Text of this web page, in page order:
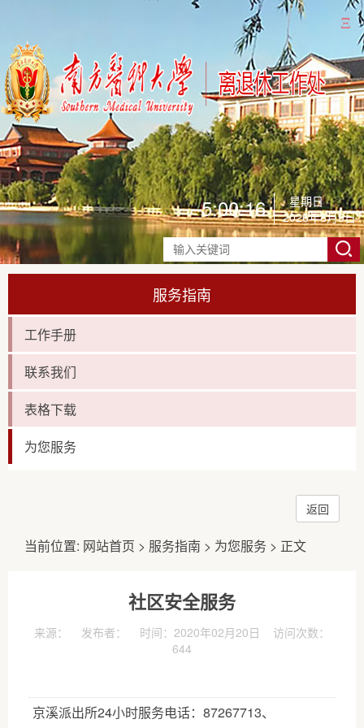
Ξ
5:00:16
星期日
2026年8月9日
服务指南
工作手册
联系我们
表格下载
为您服务
当前位置: 网站首页 > 服务指南 > 为您服务 > 正文
返回
社区安全服务
来源： 发布者： 时间：2020年02月20日 访问次数：
644
京溪派出所24小时服务电话：87267713、